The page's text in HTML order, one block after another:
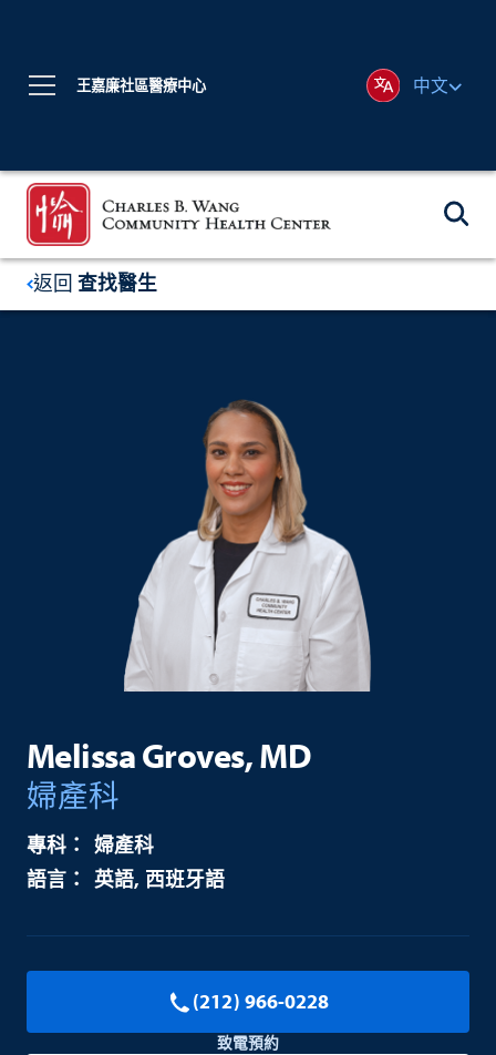
王嘉廉社區醫療中心 中文
返回 查找醫生
Melissa Groves, MD
婦產科
婦產科
英語 西班牙語
(212) 966-0228
致電預約